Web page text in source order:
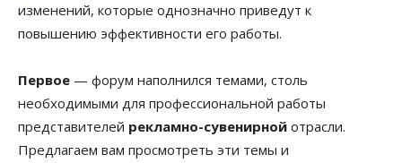
изменений, которые однозначно приведут к
повышению эффективности его работы.
Первое — форум наполнился темами, столь
необходимыми для профессиональной работы
представителей рекламно-сувенирной отрасли.
Предлагаем вам просмотреть эти темы и